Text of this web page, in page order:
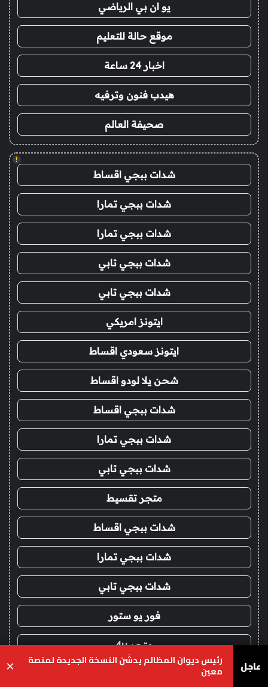
يو ان بي الرياضي
موقع حالة للتعليم
اخبار 24 ساعة
هيدب فنون وترفيه
صحيفة العالم
!
شدات ببجي اقساط
شدات ببجي تمارا
شدات ببجي تمارا
شدات ببجي تابي
شدات ببجي تابي
ايتونز امريكي
ايتونز سعودي اقساط
شحن يلا لودو اقساط
شدات ببجي اقساط
شدات ببجي تمارا
شدات ببجي تابي
متجر تقسيط
شدات ببجي اقساط
شدات ببجي تمارا
شدات ببجي تابي
فور يو ستور
متجر 4u
عاجل رئيس ديوان المظالم يدشّن النسخة الجديدة لمنصة
معين ×